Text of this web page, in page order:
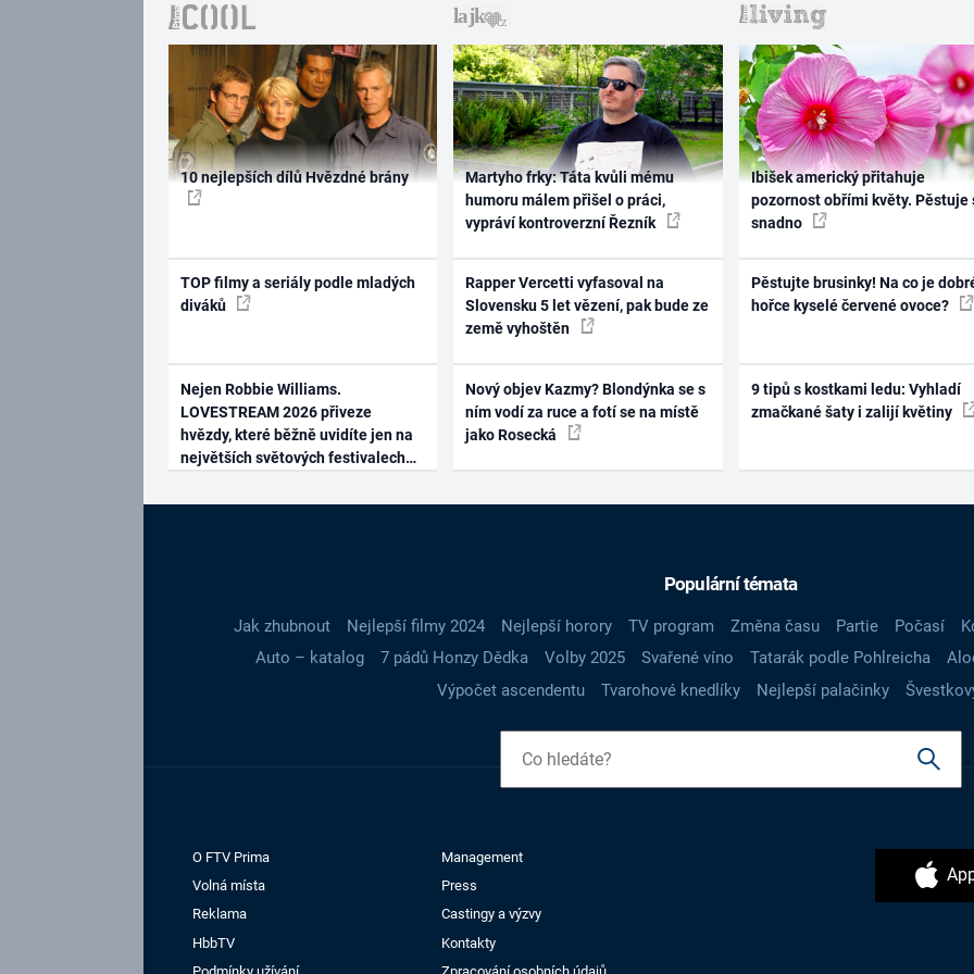
10 nejlepších dílů Hvězdné brány
TOP filmy a seriály podle mladých
diváků
Nejen Robbie Williams.
LOVESTREAM 2026 přiveze
hvězdy, které běžně uvidíte jen na
největších světových festivalech
Martyho frky: Táta kvůli mému
humoru málem přišel o práci,
vypráví kontroverzní Řezník
Rapper Vercetti vyfasoval na
Slovensku 5 let vězení, pak bude ze
země vyhoštěn
Nový objev Kazmy? Blondýnka se s
ním vodí za ruce a fotí se na místě
jako Rosecká
Ibišek americký přitahuje
pozornost obřími květy. Pěstuje
snadno
Pěstujte brusinky! Na co je
hořce kyselé červené ovoce?
9 tipů s kostkami ledu: Vyhladí
zmačkané šaty i zalijí květiny
Populární témata
Jak zhubnout Nejlepší filmy 2024 Nejlepší horory TV program Změna času Partie Počasí
Auto – katalog
7 pádů Honzy Dědka Volby 2025 Svařené víno Tatarák podle Pohlreicha
Výpočet ascendentu
Tvarohové knedlíky Nejlepší palačinky
O FTV Prima
Management
Volná místa
Press
Reklama
Castingy a výzvy
HbbTV
Kontakty